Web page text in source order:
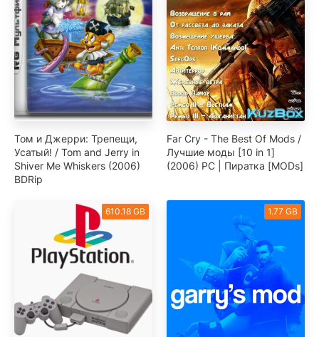
Том и Джерри: Трепещи,
Усатый! / Tom and Jerry in
Shiver Me Whiskers (2006)
BDRip
Far Cry - The Best Of Mods /
Лучшие моды [10 in 1]
(2006) PC | Пиратка [MODs]
610.18 GB 1.77 GB